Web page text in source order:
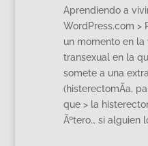
Aprendiendo a
WordPress.com >
un momento en la
transexual en la
somete a una
(histerectomÃ­a,
que > la
Ãºtero… si alguien